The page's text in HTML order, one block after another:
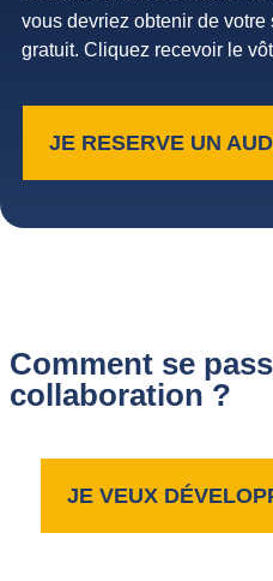
vous devriez obtenir de
gratuit. Cliquez recevoir le
JE RESERVE UN
Comment se
collaboration ?
JE VEUX